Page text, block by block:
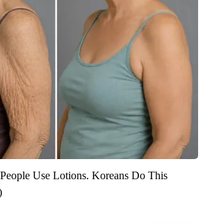
Use Lotions. Koreans Do This